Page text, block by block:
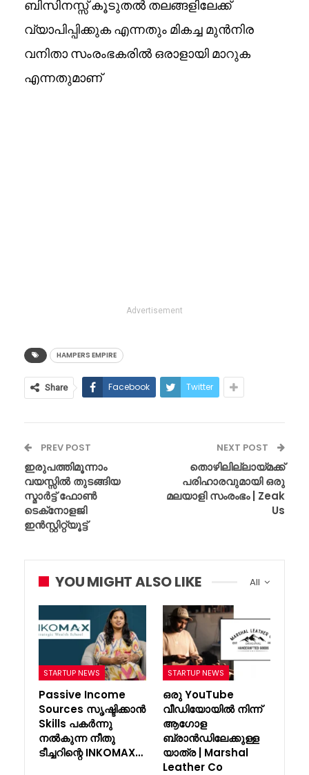
ബിസിനസ്സ് കൂടുതൽ തലങ്ങളിലേക്ക്
വ്യാപിപ്പിക്കുക എന്നതും മികച്ച മുൻനിര
വനിതാ സംരംഭകരിൽ ഒരാളായി മാറുക
എന്നതുമാണ്
Advertisement
HAMPERS EMPIRE
Share Facebook Twitter
PREV POST
ഇരുപത്തിമൂന്നാം
വയസ്സിൽ തുടങ്ങിയ
സ്മാർട്ട് ഫോൺ
ടെക്‌നോളജി
ഇൻസ്റ്റിറ്റ്യൂട്ട്
NEXT POST
തൊഴിലില്ലായ്മക്ക്
പരിഹാരവുമായി ഒരു
മലയാളി സംരംഭം | Zeak
Us
All
YOU MIGHT ALSO LIKE
STARTUP NEWS
Passive Income
Sources സൃഷ്ടിക്കാൻ
Skills പകർന്നു
നൽകുന്ന നീതു
ടീച്ചറിന്റെ INKOMAX…
STARTUP NEWS
ഒരു YouTube
വീഡിയോയിൽ നിന്ന്
ആഗോള
ബ്രാൻഡിലേക്കുള്ള
യാത്ര | Marshal
Leather Co